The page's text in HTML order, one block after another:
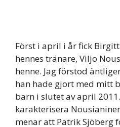
Först i april i år fick
hennes tränare, Viljo
henne. Jag förstod
han hade gjort med mitt
barn i slutet av april
karakterisera
menar att Patrik Sjöberg